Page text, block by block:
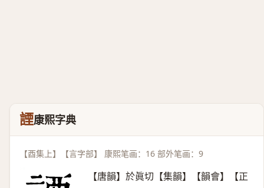
諲康熙字典
【酉集上】【言字部】 康熙笔画：16 部外笔画：9
【唐韻】於眞切【集韻】【韻會】【正